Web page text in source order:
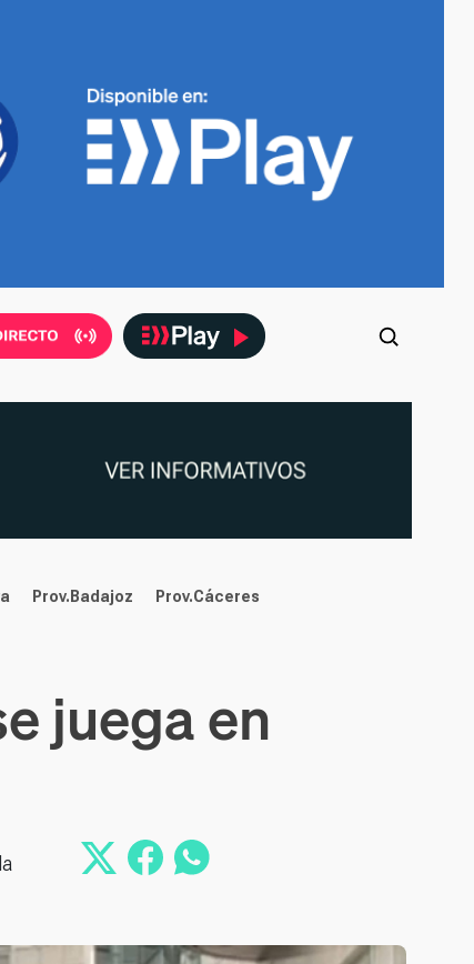
Prov.Badajoz Prov.Cáceres
juega en